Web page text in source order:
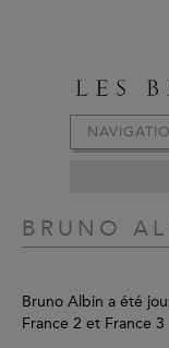
BRUNO
Bruno Albin a été
France 2 et France 3